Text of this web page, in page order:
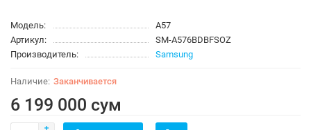
Модель:
A57
Артикул:
SM-A576BDBFSOZ
Производитель:
Samsung
Заканчивается
6 199 000 сум